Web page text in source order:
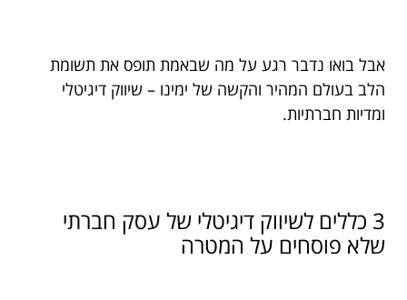
אבל בואו נדבר רגע על מה שבאמת תופס את תשומת
הלב בעולם המהיר והקשה של ימינו – שיווק דיגיטלי
ומדיות חברתיות.
3 כללים לשיווק דיגיטלי של עסק חברתי
שלא פוסחים על המטרה